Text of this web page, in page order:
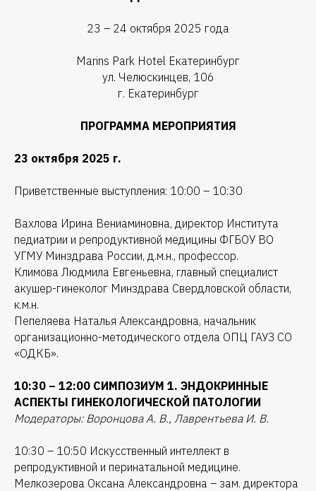
23 – 24 октября 2025 года
Marins Park Hotel Екатеринбург
ул. Челюскинцев, 106
г. Екатеринбург
ПРОГРАММА МЕРОПРИЯТИЯ
23 октября 2025 г.
Приветственные выступления: 10:00 – 10:30
Вахлова Ирина Вениаминовна, директор Института
педиатрии и репродуктивной медицины ФГБОУ ВО
УГМУ Минздрава России, д.м.н., профессор.
Климова Людмила Евгеньевна, главный специалист
акушер-гинеколог Минздрава Свердловской области,
к.м.н.
Пепеляева Наталья Александровна, начальник
организационно-методического отдела ОПЦ ГАУЗ СО
«ОДКБ».
10:30 – 12:00 СИМПОЗИУМ 1. ЭНДОКРИННЫЕ
АСПЕКТЫ ГИНЕКОЛОГИЧЕСКОЙ ПАТОЛОГИИ
Модераторы: Воронцова А. В., Лаврентьева И. В.
10:30 – 10:50 Искусственный интеллект в
репродуктивной и перинатальной медицине.
Мелкозерова Оксана Александровна – зам. директора